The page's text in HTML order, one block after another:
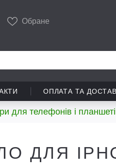
Обране
ОПЛАТА ТА
для телефонів і
ДЛЯ